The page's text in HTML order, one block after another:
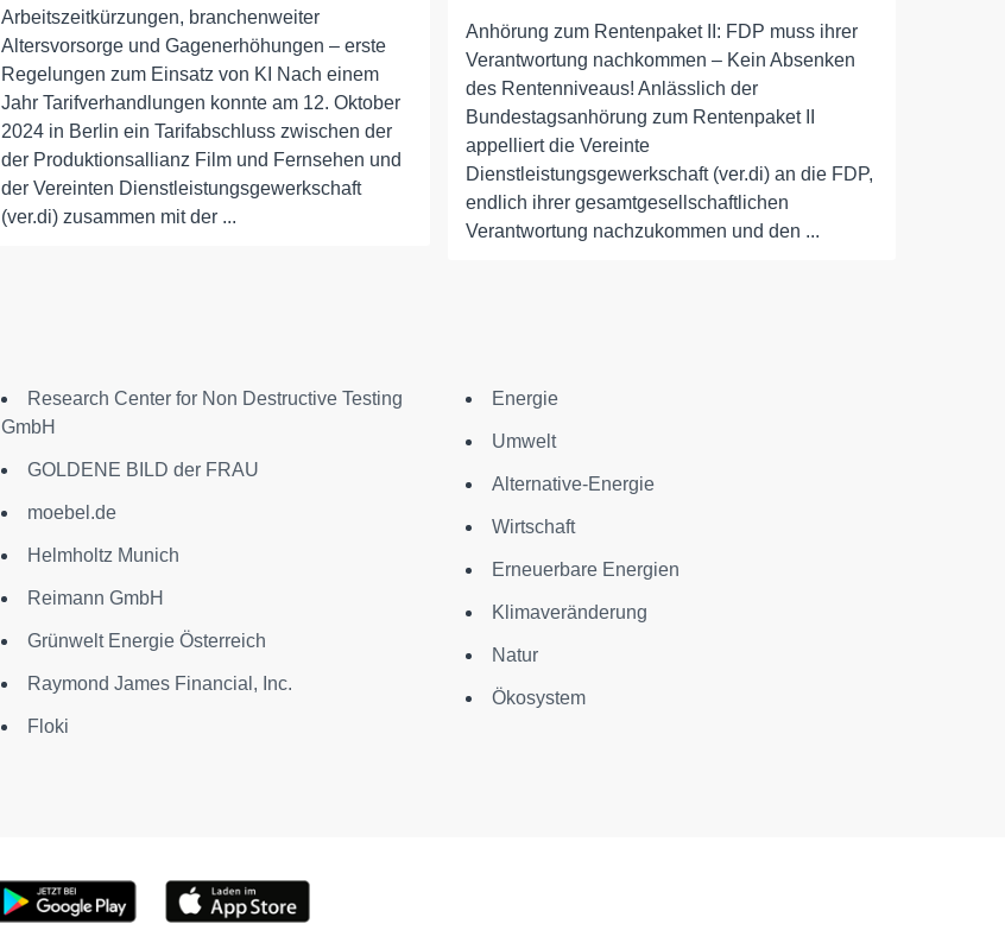
Arbeitszeitkürzungen, branchenweiter
Altersvorsorge und Gagenerhöhungen – erste
Regelungen zum Einsatz von KI Nach einem
Jahr Tarifverhandlungen konnte am 12. Oktober
2024 in Berlin ein Tarifabschluss zwischen der
der Produktionsallianz Film und Fernsehen und
der Vereinten Dienstleistungsgewerkschaft
(ver.di) zusammen mit der ...
Anhörung zum Rentenpaket II: FDP muss ihrer
Verantwortung nachkommen – Kein Absenken
des Rentenniveaus! Anlässlich der
Bundestagsanhörung zum Rentenpaket II
appelliert die Vereinte
Dienstleistungsgewerkschaft (ver.di) an die FDP,
endlich ihrer gesamtgesellschaftlichen
Verantwortung nachzukommen und den ...
Research Center for Non Destructive Testing
GmbH
GOLDENE BILD der FRAU
moebel.de
Helmholtz Munich
Reimann GmbH
Grünwelt Energie Österreich
Raymond James Financial, Inc.
Floki
Energie
Umwelt
Alternative-Energie
Wirtschaft
Erneuerbare Energien
Klimaveränderung
Natur
Ökosystem